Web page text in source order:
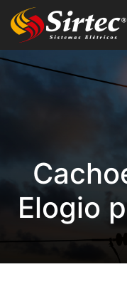
Elogio